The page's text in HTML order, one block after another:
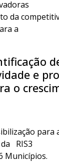
da
a
e
o
para
RIS3
Municípios.